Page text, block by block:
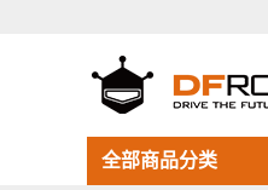
全部商品分类